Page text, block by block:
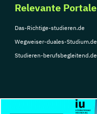
Relevante Portale
Das-Richtige-studieren.de
Wegweiser-duales-Studium.de
Studieren-berufsbegleitend.de